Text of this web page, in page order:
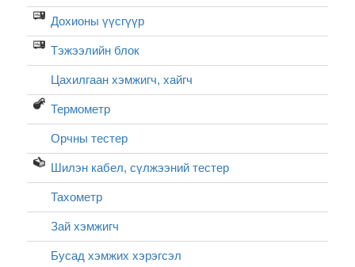
Дохионы үүсгүүр
Тэжээлийн блок
Цахилгаан хэмжигч, хайгч
Термометр
Орчны тестер
Шилэн кабел, cүлжээний тестер
Тахометр
Зай хэмжигч
Бусад хэмжих хэрэгсэл